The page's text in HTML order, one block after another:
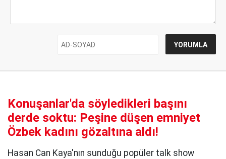
Konuşanlar'da söyledikleri başını
derde soktu: Peşine düşen emniyet
Özbek kadını gözaltına aldı!
Hasan Can Kaya'nın sunduğu popüler talk show